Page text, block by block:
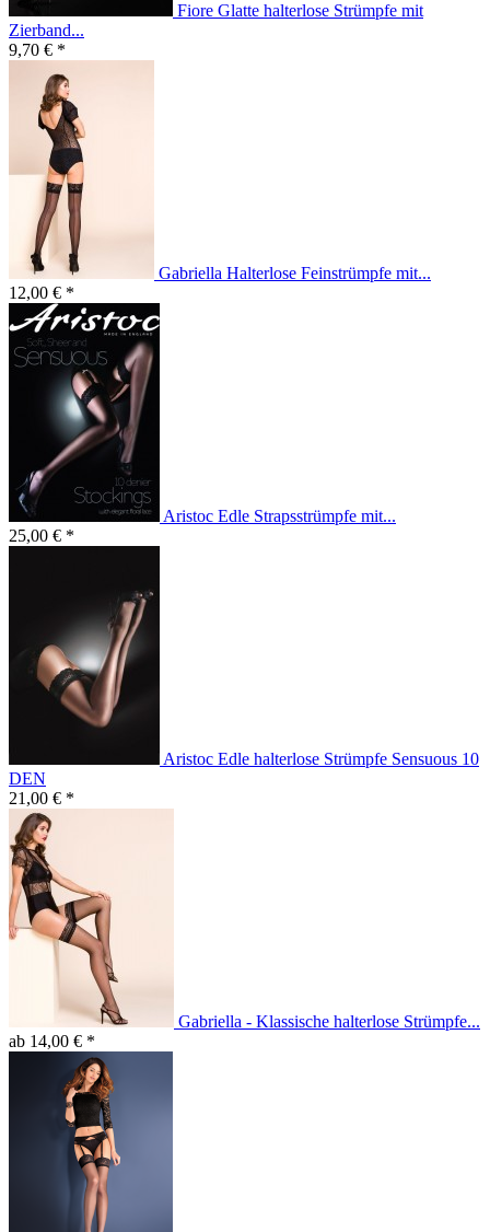
Fiore Glatte halterlose Strümpfe mit
Zierband...
9,70 € *
Gabriella Halterlose Feinstrümpfe mit...
12,00 € *
Aristoc Edle Strapsstrümpfe mit...
25,00 € *
Aristoc Edle halterlose Strümpfe Sensuous 10
DEN
21,00 € *
Gabriella - Klassische halterlose Strümpfe...
ab 14,00 € *